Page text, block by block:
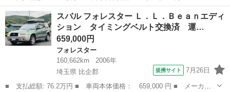
ー名： スバル ■ 車種名： フォレスター ■ グレード名： ツー
リング ダイヤトーンナビ 前後ドライブレコーダー ＥＴＣ クル
ーズコン...
茨城 つくば市
スバル フォレスター Ｌ．Ｌ．Ｂｅａｎエディ
ション タイミングベルト交換済 運…
659,000円
フォレスター
160,662km
2006年
埼玉県 比企郡
提携サイト 7月26日
■ 支払総額: 76.2万円 ■ 車両本体価格： 659,000 円 ■ メーカー